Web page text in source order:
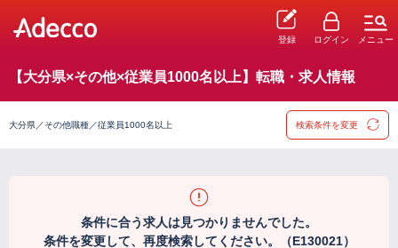
登録 ログイン メニュー
【大分県×その他×従業員1000名以上】転職・求人情報
大分県／その他職種／従業員1000名以上 検索条件を変更
条件に合う求人は見つかりませんでした。
条件を変更して、再度検索してください。（E130021）